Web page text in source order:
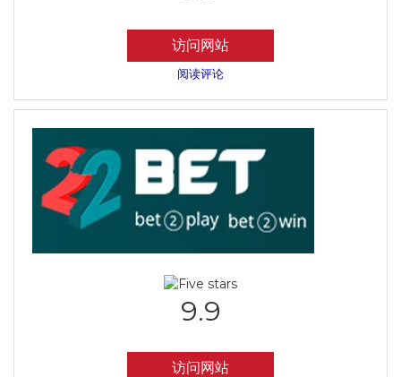
访问网站
阅读评论
9.9
访问网站